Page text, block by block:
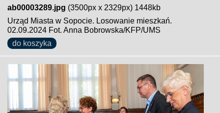
ab00003289.jpg (3500px x 2329px) 1448kb
Urząd Miasta w Sopocie. Losowanie mieszkań.
02.09.2024 Fot. Anna Bobrowska/KFP/UMS
do koszyka